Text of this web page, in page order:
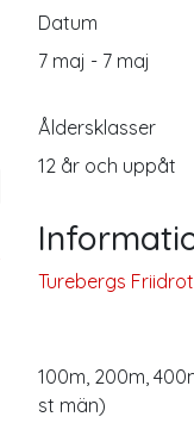
Datum
7 maj - 7 maj
Åldersklasser
12 år och uppåt
Turebergs
100m, 200m,
st män)